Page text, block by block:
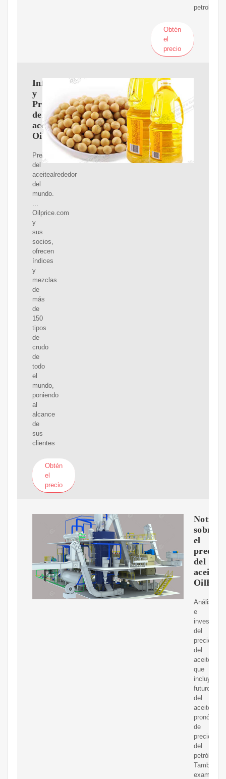
petrolero.
Obtén
el
precio
Información
y
Precios
del
aceitel
Oilprice.com
Precios
del
aceitealrededor
del
mundo.
...
Oilprice.com
y
sus
socios,
ofrecen
índices
y
mezclas
de
más
de
150
tipos
de
crudo
de
todo
el
mundo,
poniendo
al
alcance
de
sus
clientes
Obtén
el
precio
Noticia
sobre
el
precio
del
aceite|
Análisis
e
del
precio
del
que
incluye
futuros
del
aceitey
de
precios
del
petróleo.
También